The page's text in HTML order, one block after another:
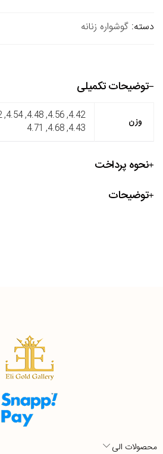
دسته: گوشواره زنانه
توضیحات تکمیلی
وزن
4.43, 4.68, 4.71
نحوه پرداخت
توضیحات
محصولات الی